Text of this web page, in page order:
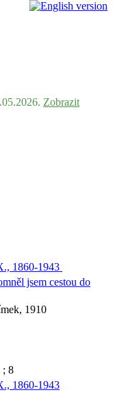
Zobrazit
1860-1943
jsem cestou do
1910
; 8
1860-1943